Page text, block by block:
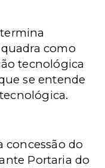
como
tecnológica
se entende
concessão do
Portaria do